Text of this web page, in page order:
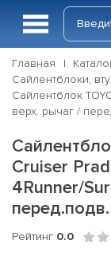
Главная
Сайлентблоки,
Сайлентблок
верх. рычаг /
Cruiser
4Runner/
Рейтинг 0.0